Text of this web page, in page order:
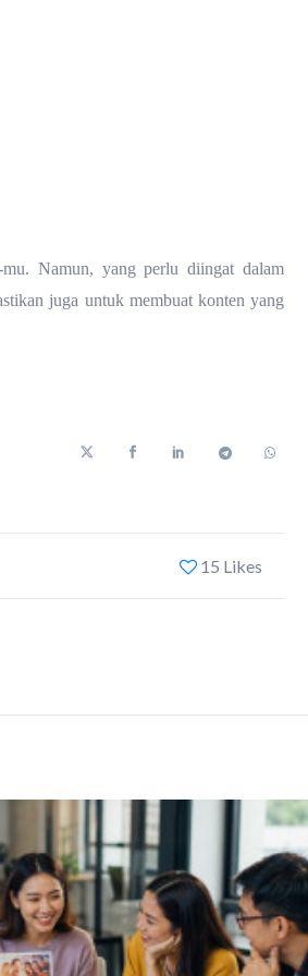
Namun, yang perlu diingat dalam
juga untuk membuat konten yang
15 Likes